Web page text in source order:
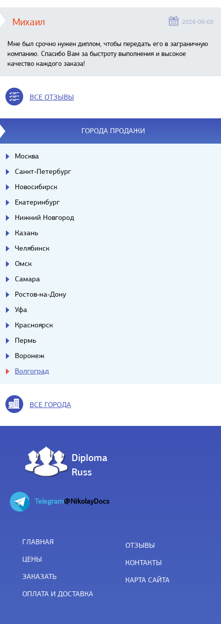
Михаил 2026-06-08
Мне был срочно нужен диплом, чтобы передать его в заграничную
компанию. Спасибо Вам за быстроту выполнения и высокое
качество каждого заказа!
ВСЕ ОТЗЫВЫ
ГОРОДА ПРОДАЖИ
Москва
Санкт-Петербург
Новосибирск
Екатеринбург
Нижний Новгород
Казань
Челябинск
Омск
Самара
Ростов-на-Дону
Уфа
Красноярск
Пермь
Воронеж
Волгоград
ВСЕ ГОРОДА
Diploma
Russ
Telegram@NikolayDocs
ГЛАВНАЯ
ЦЕНЫ
ЗАКАЗАТЬ
ОПЛАТА И ДОСТАВКА
ОТЗЫВЫ
КОНТАКТЫ
КАРТА САЙТА